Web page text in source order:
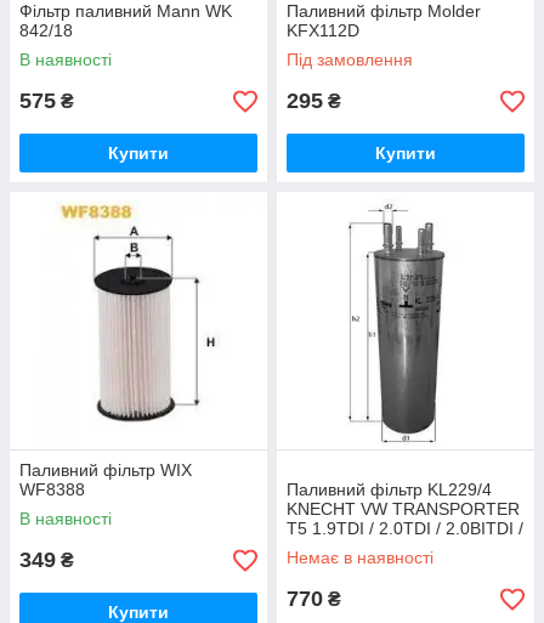
Фільтр паливний Mann WK
842/18
В наявності
575 ₴
Купити
Паливний фільтр Molder
KFX112D
Під замовлення
295 ₴
Купити
Паливний фільтр WIX
WF8388
В наявності
349 ₴
Купити
Паливний фільтр KL229/4
KNECHT VW TRANSPORTER
T5 1.9TDI / 2.0TDI / 2.0BITDI /
2.5TDI
Немає в наявності
770 ₴